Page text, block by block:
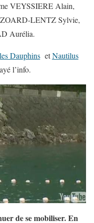
VEYSSIERE Alain,
LENTZ Sylvie,
Aurélia.
DauphinsetNautilus
l’info.
de se mobiliser. En